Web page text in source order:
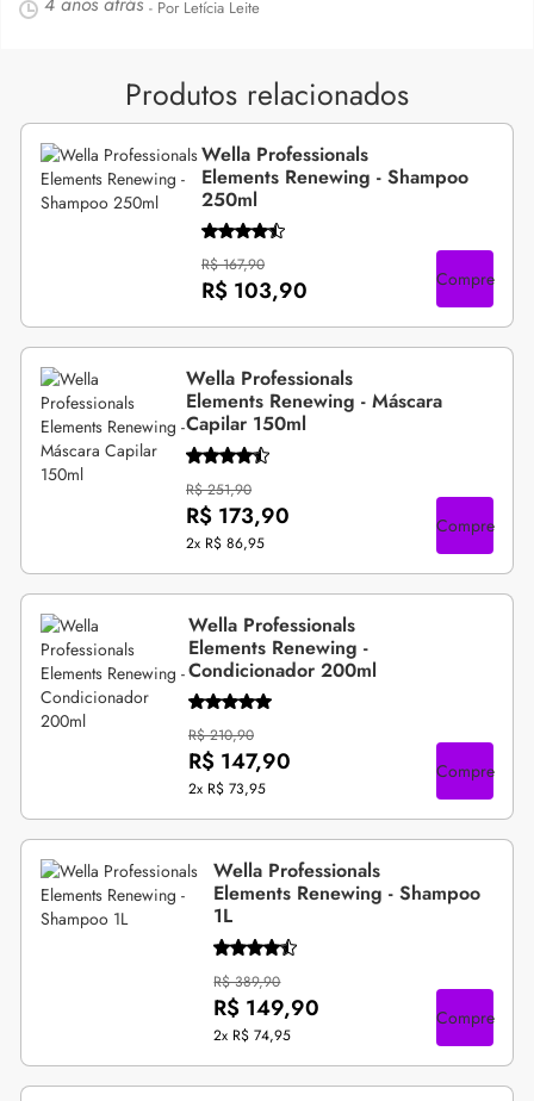
- Por Letícia Leite
Produtos relacionados
Wella Professionals
Elements Renewing - Shampoo
250ml
R$ 167,90
R$ 103,90 Compre
Wella Professionals
Elements Renewing - Máscara
Capilar 150ml
R$ 251,90
R$ 173,90
2x R$ 86,95
Compre
Wella Professionals
Elements Renewing -
Condicionador 200ml
R$ 210,90
R$ 147,90
2x R$ 73,95
Compre
Wella Professionals
Elements Renewing - Shampoo
1L
R$ 389,90
R$ 149,90
2x R$ 74,95
Compre